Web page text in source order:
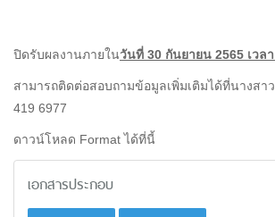
ปิดรับผลงานภายในวันที่ 30 กันยายน 2565 เวล
สามารถติดต่อสอบถามข้อมูลเพิ่มเติมได้ที่นางสา
419 6977
ดาวน์โหลด Format ได้ที่นี้
เอกสารประกอบ